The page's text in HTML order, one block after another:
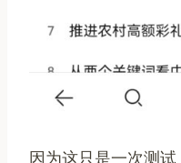
因为这只是一次测